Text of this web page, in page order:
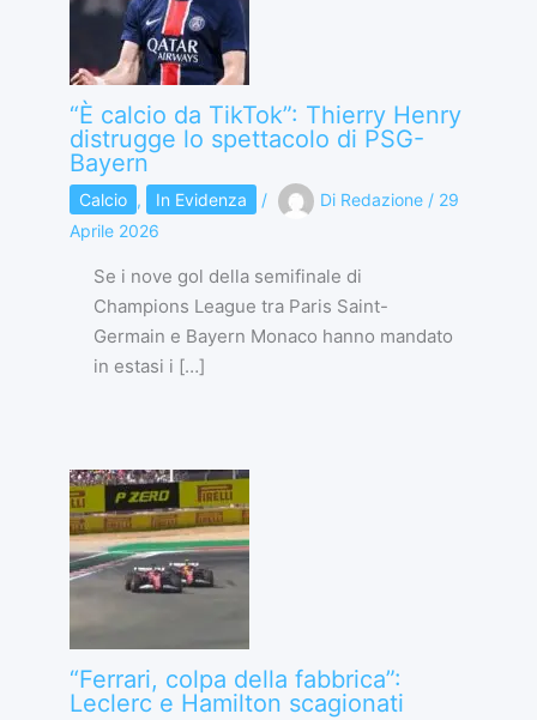
“È calcio da TikTok”: Thierry Henry
distrugge lo spettacolo di PSG-
Bayern
Calcio , In Evidenza / Di Redazione / 29
Aprile 2026
Se i nove gol della semifinale di
Champions League tra Paris Saint-
Germain e Bayern Monaco hanno mandato
in estasi i […]
“Ferrari, colpa della fabbrica”:
Leclerc e Hamilton scagionati